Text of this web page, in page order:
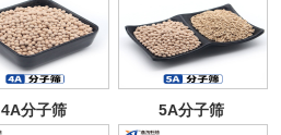
4A分子筛 5A分子筛